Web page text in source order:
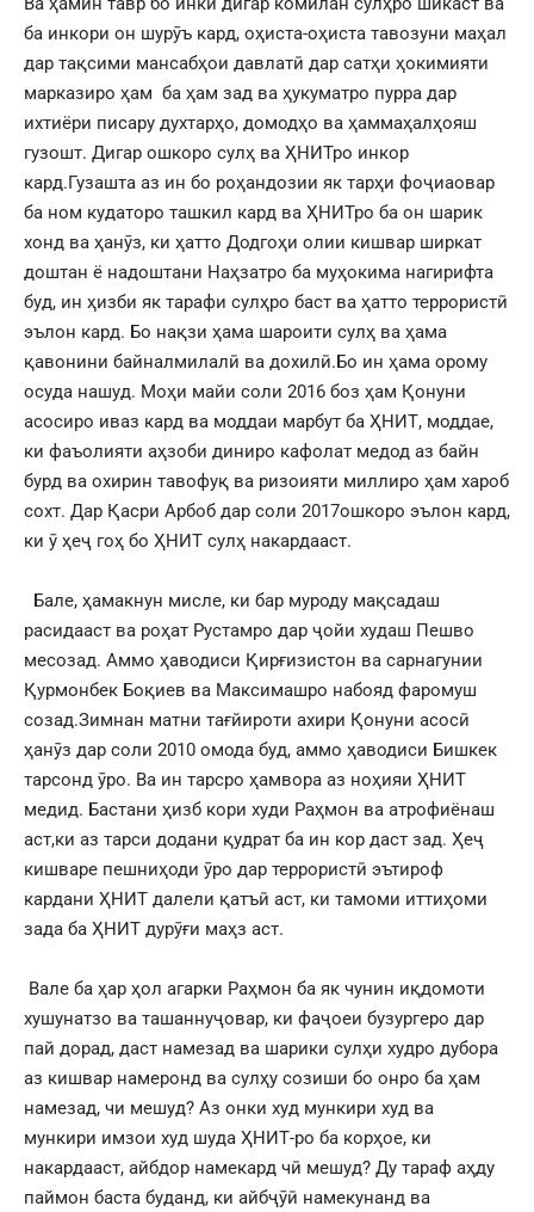
ба инкори он шурӯъ кард, оҳиста-оҳиста тавозуни маҳал
дар тақсими мансабҳои давлатӣ дар сатҳи ҳокимияти
марказиро ҳам ба ҳам зад ва ҳукуматро пурра дар
ихтиёри писару духтарҳо, домодҳо ва ҳаммаҳалҳояш
гузошт. Дигар ошкоро сулҳ ва ҲНИТро инкор
кард.Гузашта аз ин бо роҳандозии як тарҳи фоҷиаовар
ба ном кудаторо ташкил кард ва ҲНИТро ба он шарик
хонд ва ҳанӯз, ки ҳатто Додгоҳи олии кишвар ширкат
доштан ё надоштани Наҳзатро ба муҳокима нагирифта
буд, ин ҳизби як тарафи сулҳро баст ва ҳатто террористӣ
эълон кард. Бо нақзи ҳама шароити сулҳ ва ҳама
қавонини байналмилалӣ ва дохилӣ.Бо ин ҳама орому
осуда нашуд. Моҳи майи соли 2016 боз ҳам Қонуни
асосиро иваз кард ва моддаи марбут ба ҲНИТ, моддае,
ки фаъолияти аҳзоби диниро кафолат медод аз байн
бурд ва охирин тавофуқ ва ризоияти миллиро ҳам хароб
сохт. Дар Қасри Арбоб дар соли 2017ошкоро эълон кард,
ки ӯ ҳеҷ гоҳ бо ҲНИТ сулҳ накардааст.
Бале, ҳамакнун мисле, ки бар муроду мақсадаш
расидааст ва роҳат Рустамро дар ҷойи худаш Пешво
месозад. Аммо ҳаводиси Қирғизистон ва сарнагунии
Қурмонбек Боқиев ва Максимашро набояд фаромуш
созад.Зимнан матни тағйироти ахири Қонуни асосӣ
ҳанӯз дар соли 2010 омода буд, аммо ҳаводиси Бишкек
тарсонд ӯро. Ва ин тарсро ҳамвора аз ноҳияи ҲНИТ
медид. Бастани ҳизб кори худи Раҳмон ва атрофиёнаш
аст,ки аз тарси додани қудрат ба ин кор даст зад. Ҳеҷ
кишваре пешниҳоди ӯро дар террористӣ эътироф
кардани ҲНИТ далели қатъӣ аст, ки тамоми иттиҳоми
зада ба ҲНИТ дурӯғи маҳз аст.
Вале ба ҳар ҳол агарки Раҳмон ба як чунин иқдомоти
хушунатзо ва ташаннуҷовар, ки фаҷоеи бузургеро дар
пай дорад, даст намезад ва шарики сулҳи худро дубора
аз кишвар намеронд ва сулҳу созиши бо онро ба ҳам
намезад, чи мешуд? Аз онки худ мункири худ ва
мункири имзои худ шуда ҲНИТ-ро ба корҳое, ки
накардааст, айбдор намекард чӣ мешуд? Ду тараф аҳду
паймон баста буданд, ки айбҷӯӣ намекунанд ва